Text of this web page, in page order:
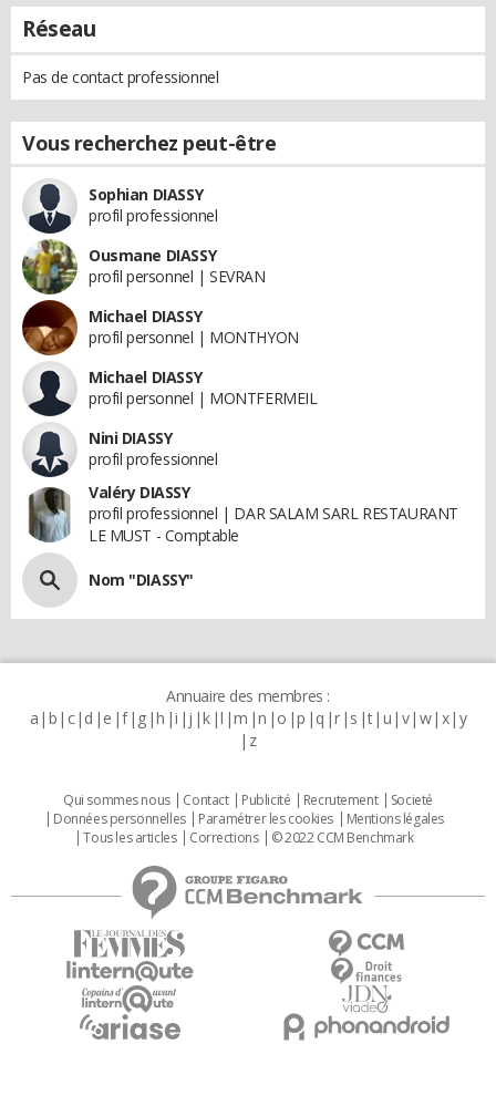
Réseau
Pas de contact professionnel
Vous recherchez peut-être
Sophian DIASSY
profil professionnel
Ousmane DIASSY
profil personnel | SEVRAN
Michael DIASSY
profil personnel | MONTHYON
Michael DIASSY
profil personnel | MONTFERMEIL
Nini DIASSY
profil professionnel
Valéry DIASSY
profil professionnel | DAR SALAM SARL RESTAURANT
LE MUST - Comptable
Nom "DIASSY"
Annuaire des membres :
a b c d e f g h i j k l m n o p q r s t u v w x y
z
Qui sommes nous Contact Publicité Recrutement
Societé
Données personnelles
Paramétrer les cookies
Mentions légales
Tous les articles
Corrections © 2022 CCM Benchmark